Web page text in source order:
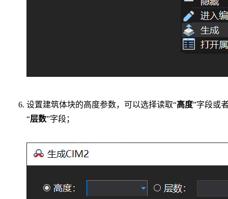
设置建筑体块的高度参数，可以选择读取“高度”字段或
“层数”字段；